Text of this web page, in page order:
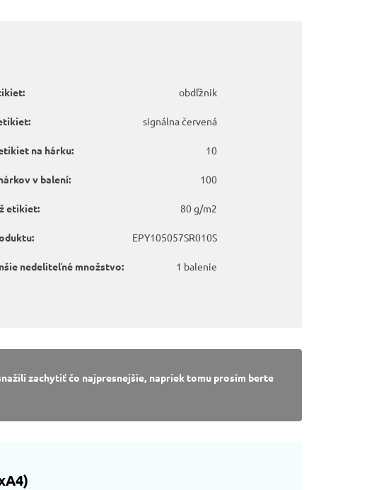
obdľžnik
signálna červená
na hárku: 10
v balení: 100
etikiet: 80 g/m2
EPY105057SR010S
nedeliteľné množstvo: 1 balenie
zachytiť čo najpresnejšie, napriek tomu prosím berte